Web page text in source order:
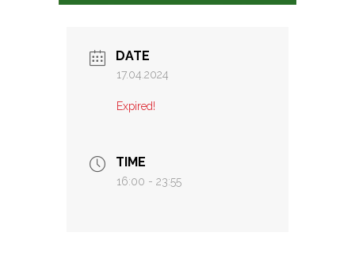
DATE
17.04.2024
Expired!
TIME
16:00 - 23:55